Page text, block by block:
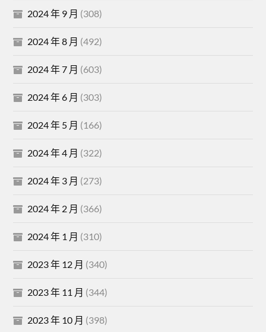
2024 年 9 月 (308)
2024 年 8 月 (492)
2024 年 7 月 (603)
2024 年 6 月 (303)
2024 年 5 月 (166)
2024 年 4 月 (322)
2024 年 3 月 (273)
2024 年 2 月 (366)
2024 年 1 月 (310)
2023 年 12 月 (340)
2023 年 11 月 (344)
2023 年 10 月 (398)